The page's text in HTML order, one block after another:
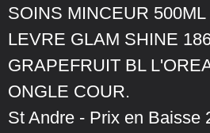
SOINS MINCEUR
LEVRE GLAM SHINE
GRAPEFRUIT BL
ONGLE COUR.
St Andre - Prix en Baisse